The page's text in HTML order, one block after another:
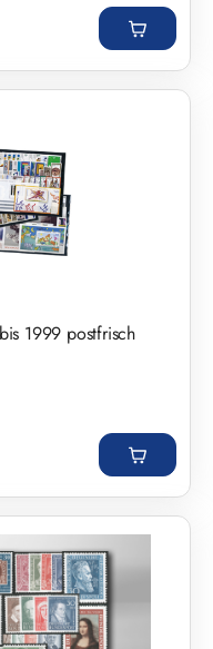
1999 postfrisch